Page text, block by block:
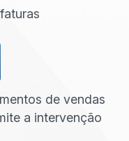
de vendas
a intervenção